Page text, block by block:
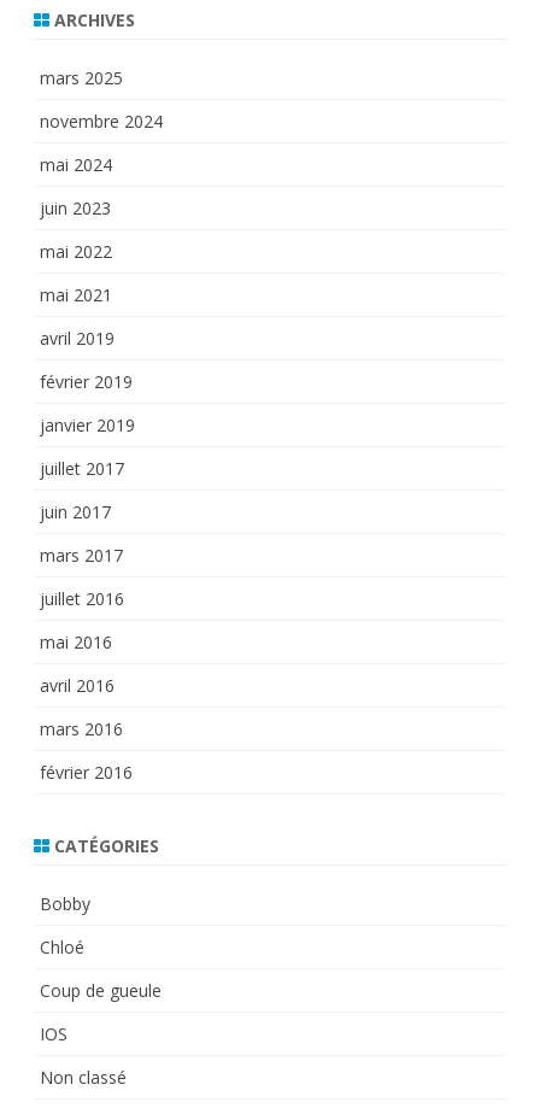
ARCHIVES
mars 2025
novembre 2024
mai 2024
juin 2023
mai 2022
mai 2021
avril 2019
février 2019
janvier 2019
juillet 2017
juin 2017
mars 2017
juillet 2016
mai 2016
avril 2016
mars 2016
février 2016
CATÉGORIES
Bobby
Chloé
Coup de gueule
IOS
Non classé